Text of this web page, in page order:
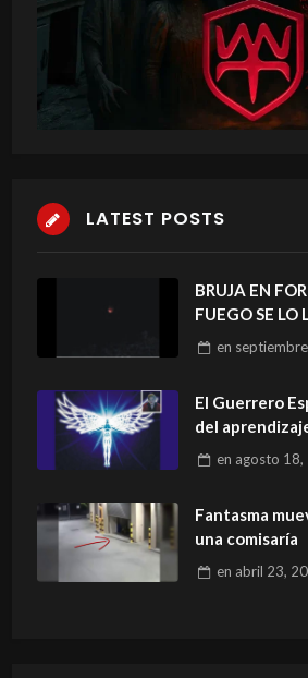
LATEST POSTS
BRUJA EN
FUEGO SE LO
en
El Guerrero
del
en agosto 18,
Fantasma
una comisaría
en abril 23,